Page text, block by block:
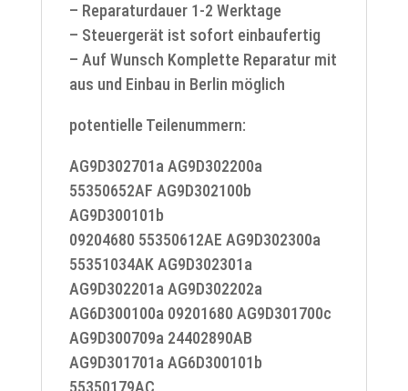
– Reparaturdauer 1-2 Werktage
– Steuergerät ist sofort einbaufertig
– Auf Wunsch Komplette Reparatur mit
aus und Einbau in Berlin möglich
potentielle Teilenummern:
AG9D302701a AG9D302200a
55350652AF AG9D302100b
AG9D300101b
09204680 55350612AE AG9D302300a
55351034AK AG9D302301a
AG9D302201a AG9D302202a
AG6D300100a 09201680 AG9D301700c
AG9D300709a 24402890AB
AG9D301701a AG6D300101b
55350179AC